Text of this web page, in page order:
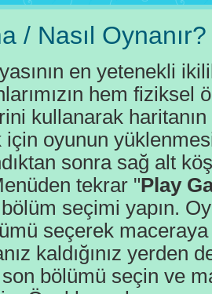
/ Nasıl Oynanır?
en yetenekli
hem fiziksel
kullanarak haritanın
için oyunun
sonra sağ alt
tekrar "Play
seçimi yapın.
seçerek
kaldığınız yerden
bölümü seçin ve